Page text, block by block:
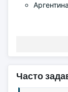
Аргентина
Часто